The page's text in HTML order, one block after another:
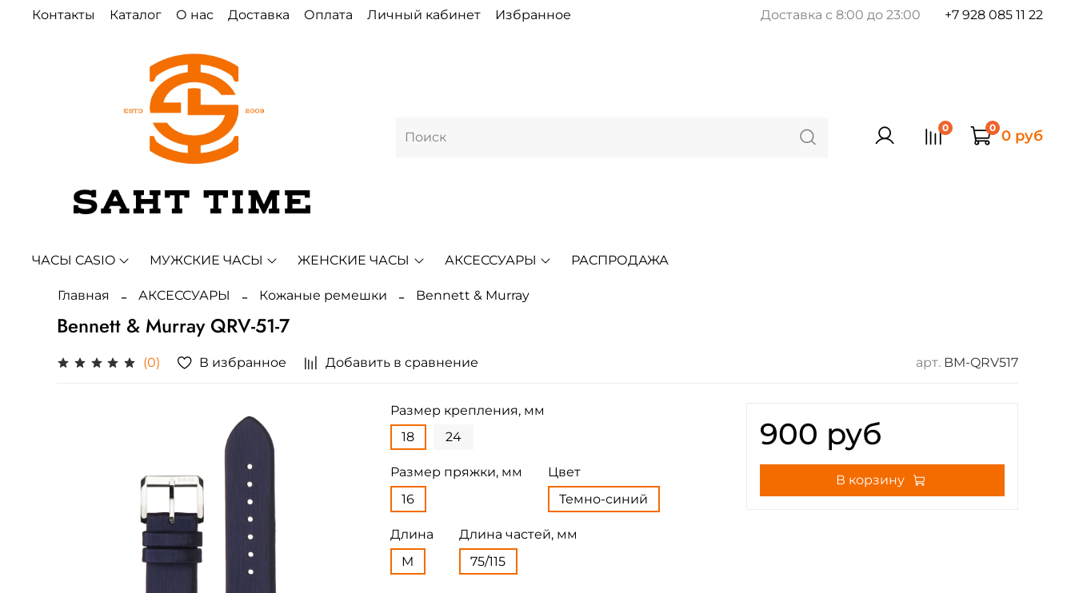
Контакты Каталог О нас Доставка Оплата Личный кабинет Избранное Доставка с 8:00 до 23:00 +7 928 085 11 22
0 0 0 руб
ЧАСЫ CASIO МУЖСКИЕ ЧАСЫ ЖЕНСКИЕ ЧАСЫ АКСЕССУАРЫ РАСПРОДАЖА
Главная АКСЕССУАРЫ Кожаные ремешки Bennett & Murray
Bennett & Murray QRV-51-7
(0) В избранное Добавить в сравнение арт. BM-QRV517
Размер крепления, мм
18
24
Размер пряжки, мм
16
Цвет
Темно-синий
Длина
M
Длина частей, мм
75/115
900 руб
В корзину